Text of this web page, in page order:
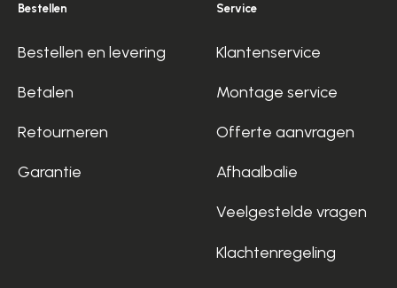
Bestellen
Bestellen en levering
Betalen
Retourneren
Garantie
Service
Klantenservice
Montage service
Offerte aanvragen
Afhaalbalie
Veelgestelde vragen
Klachtenregeling